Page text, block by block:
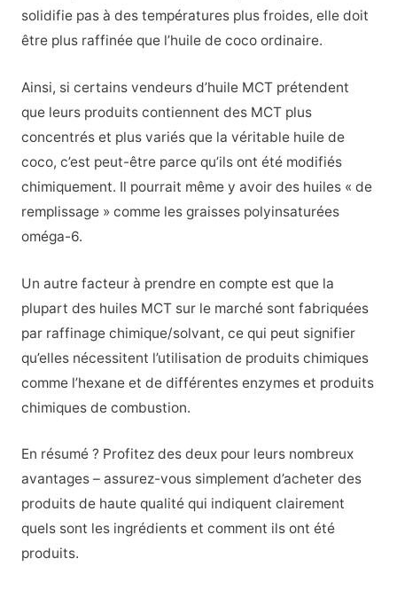
solidifie pas à des températures plus froides, elle doit
être plus raffinée que l’huile de coco ordinaire.
Ainsi, si certains vendeurs d’huile MCT prétendent
que leurs produits contiennent des MCT plus
concentrés et plus variés que la véritable huile de
coco, c’est peut-être parce qu’ils ont été modifiés
chimiquement. Il pourrait même y avoir des huiles « de
remplissage » comme les graisses polyinsaturées
oméga-6.
Un autre facteur à prendre en compte est que la
plupart des huiles MCT sur le marché sont fabriquées
par raffinage chimique/solvant, ce qui peut signifier
qu’elles nécessitent l’utilisation de produits chimiques
comme l’hexane et de différentes enzymes et produits
chimiques de combustion.
En résumé ? Profitez des deux pour leurs nombreux
avantages – assurez-vous simplement d’acheter des
produits de haute qualité qui indiquent clairement
quels sont les ingrédients et comment ils ont été
produits.